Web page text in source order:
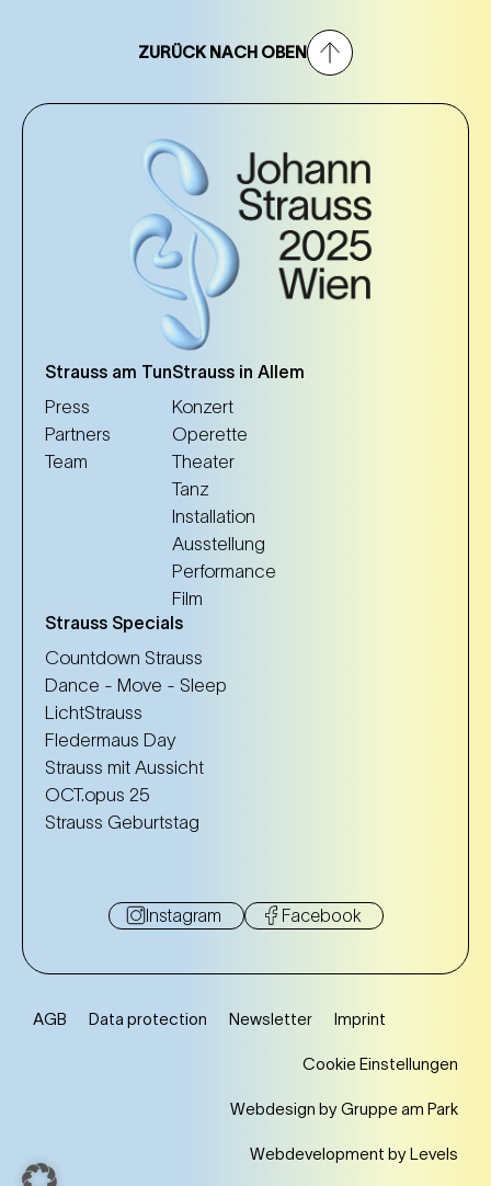
ZURÜCK NACH OBEN
Strauss am Tun
Press
Partners
Team
Strauss in Allem
Konzert
Operette
Theater
Tanz
Installation
Ausstellung
Performance
Film
Strauss Specials
Countdown Strauss
Dance - Move - Sleep
LichtStrauss
Fledermaus Day
Strauss mit Aussicht
OCT.opus 25
Strauss Geburtstag
Instagram Facebook
AGB Data protection Newsletter Imprint
Cookie Einstellungen
Webdesign by Gruppe am Park
Webdevelopment by Levels